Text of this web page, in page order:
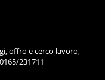
offro e cerco lavoro,
231711